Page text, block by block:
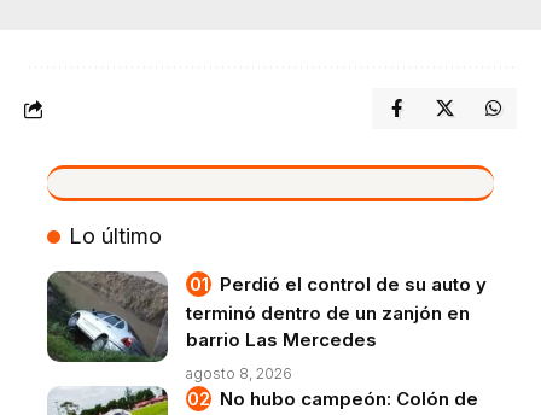
VIVO
Lo último
Perdió el control de su auto y
terminó dentro de un zanjón en
barrio Las Mercedes
agosto 8, 2026
No hubo campeón: Colón de